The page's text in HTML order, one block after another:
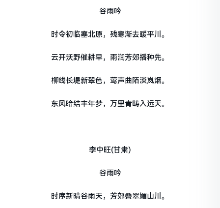
谷雨吟
时令初临塞北原，残寒渐去暖平川。
云开沃野催耕早，雨润芳郊播种先。
柳线长堤新翠色，莺声曲陌淡岚烟。
东风暗结丰年梦，万里青畴入远天。
李中旺(甘肃)
谷雨吟
时序新晴谷雨天，芳郊叠翠媚山川。